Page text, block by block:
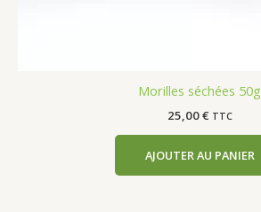
Morilles séchées 50g
25,00€ TTC
AJOUTER AU PANIER